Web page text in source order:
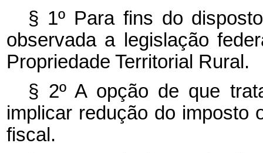
§ 1º Para fins do
observada a legislação
Propriedade Territorial Rural.
§ 2º A opção de que
implicar redução do imposto
fiscal.